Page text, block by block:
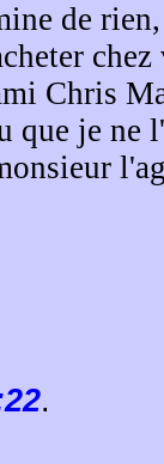
de
Chris
je ne
.